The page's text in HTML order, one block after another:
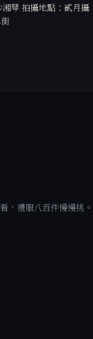
琴 拍攝地點：貳月攝
，禮服八百件慢慢挑。